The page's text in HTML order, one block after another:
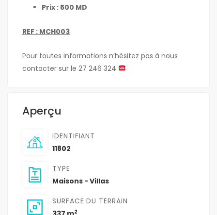
Prix : 500 MD
REF : MCH003
Pour toutes informations n’hésitez pas à nous
contacter sur le 27 246 324
Aperçu
IDENTIFIANT
11802
TYPE
Maisons - Villas
SURFACE DU TERRAIN
2